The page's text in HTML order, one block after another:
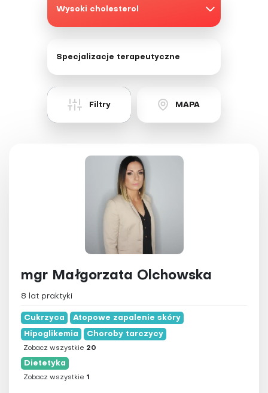
Wysoki cholesterol
Alergie
Borelioza
Nadciśnienie tętnicze
Specjalizacje terapeutyczne
Akupresura
Bioenergoterapia
Chiropraktyka
Chromoterapia
Detoksykacja
Dietetyka
Fizjoterapia
Hipnoza
Hirudoterapia
Holistyczna stomatologia
Filtry MAPA
mgr Małgorzata Olchowska
8 lat praktyki
Cukrzyca Atopowe zapalenie skóry
Hipoglikemia Choroby tarczycy
Zobacz wszystkie 20
Dietetyka
Zobacz wszystkie 1